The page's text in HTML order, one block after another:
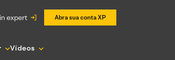
expert Abra sua conta XP
Vídeos